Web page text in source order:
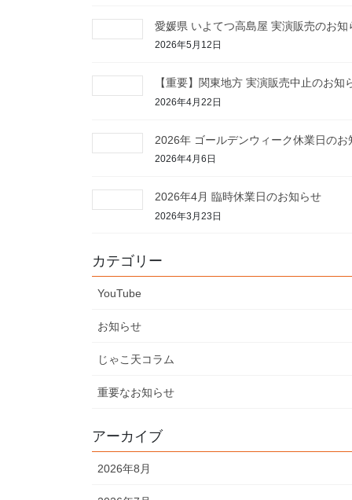
愛媛県 いよてつ高島屋 実演販売のお知
2026年5月12日
【重要】関東地方 実演販売中止のお知
2026年4月22日
2026年 ゴールデンウィーク休業日のお
2026年4月6日
2026年4月 臨時休業日のお知らせ
2026年3月23日
カテゴリー
YouTube
お知らせ
じゃこ天コラム
重要なお知らせ
アーカイブ
2026年8月